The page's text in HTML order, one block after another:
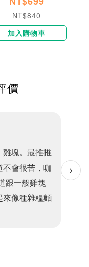
NT$840
加入購物車
價
雞塊。最推推
會很苦，咖
跟一般雞塊
來像種雜糧麵
乎1
小孩
›